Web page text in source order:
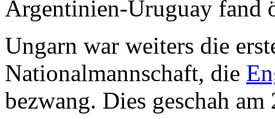
Argentinien-Uruguay fand
Ungarn war weiters die
Nationalmannschaft, die
bezwang. Dies geschah